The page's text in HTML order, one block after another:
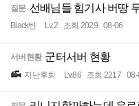
질문 선배님들 힘기사 버땅
Black탄 Lv.2 조회 2029 08-06
서버현황 군터서버 현황
지난후회 Lv.86 조회 2217 08-